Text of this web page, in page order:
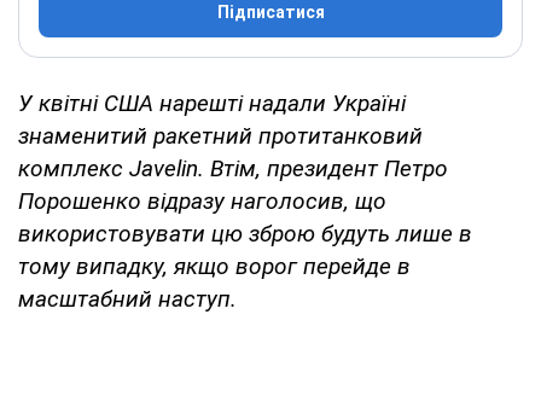
Підписатися
У квітні США нарешті надали Україні
знаменитий ракетний протитанковий
комплекс Javelin. Втім, президент Петро
Порошенко відразу наголосив, що
використовувати цю зброю будуть лише в
тому випадку, якщо ворог перейде в
масштабний наступ.